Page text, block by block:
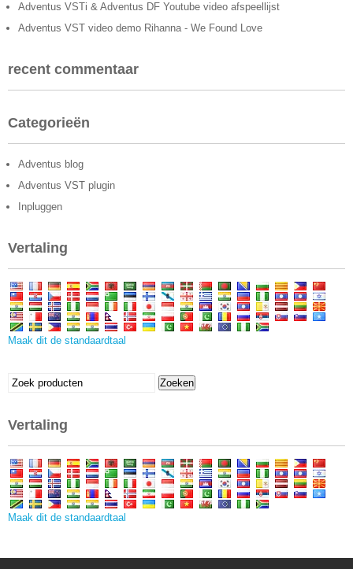
Adventus VSTi & Adventus DF Youtube video afspeellijst
Adventus VST video demo Rihanna - We Found Love
recent commentaar
Categorieën
Adventus blog
Adventus VST plugin
Inpluggen
Vertaling
Maak dit de standaardtaal
Zoeken: Zoeken
Vertaling
Maak dit de standaardtaal